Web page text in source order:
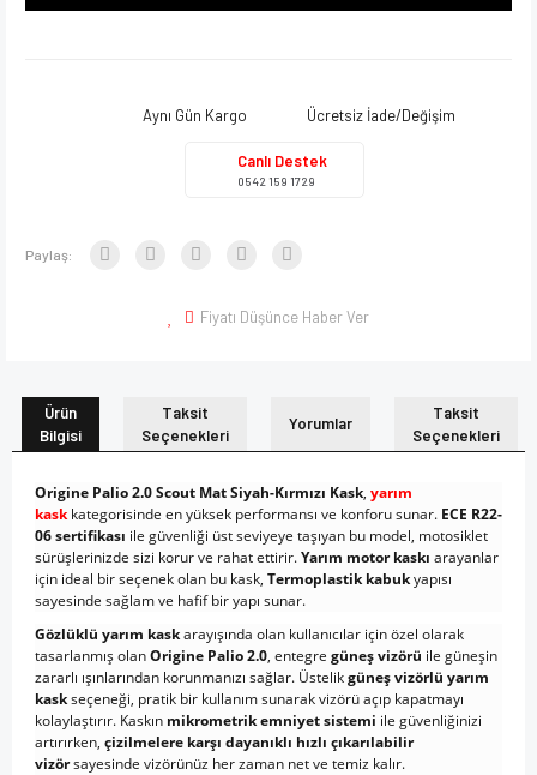
Aynı Gün Kargo Ücretsiz İade/Değişim
Canlı Destek
0542 159 1729
Paylaş:
Fiyatı Düşünce Haber Ver
Ürün
Bilgisi
Taksit
Seçenekleri
Yorumlar
Taksit
Seçenekleri
Origine Palio 2.0 Scout Mat Siyah-Kırmızı Kask, yarım
kaskkategorisinde en yüksek performansı ve konforu sunar. ECE R22-
06 sertifikası ile güvenliği üst seviyeye taşıyan bu model, motosiklet
sürüşlerinizde sizi korur ve rahat ettirir.Yarım motor kaskı arayanlar
için ideal bir seçenek olan bu kask, Termoplastik kabukyapısı
sayesinde sağlam ve hafif bir yapı sunar.
Gözlüklü yarım kaskarayışında olan kullanıcılar için özel olarak
tasarlanmış olanOrigine Palio 2.0, entegre güneş vizörü ile güneşin
zararlı ışınlarından korunmanızı sağlar. Üstelikgüneş vizörlü yarım
kaskseçeneği, pratik bir kullanım sunarak vizörü açıp kapatmayı
kolaylaştırır. Kaskın mikrometrik emniyet sistemi ile güvenliğinizi
artırırken, çizilmelere karşı dayanıklı hızlı çıkarılabilir
vizörsayesinde vizörünüz her zaman net ve temiz kalır.